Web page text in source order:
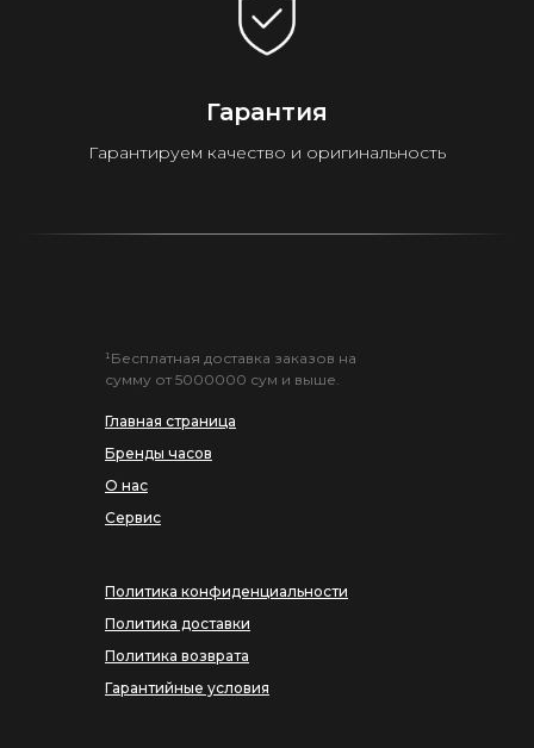
Гарантия
Гарантируем качество и оригинальность
Главная страница
Бренды часов
О нас
Сервис
¹Бесплатная доставка заказов на
сумму от 5000000 сум и выше.
Политика конфиденциальности
Политика доставки
Политика возврата
Гарантийные условия